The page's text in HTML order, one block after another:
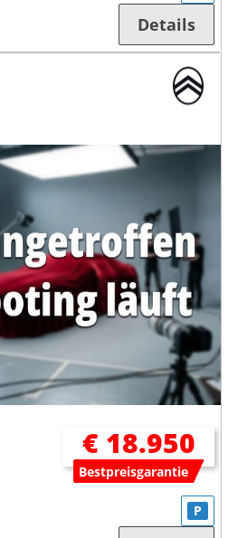
Details
€ 18.950
Bestpreisgarantie
P